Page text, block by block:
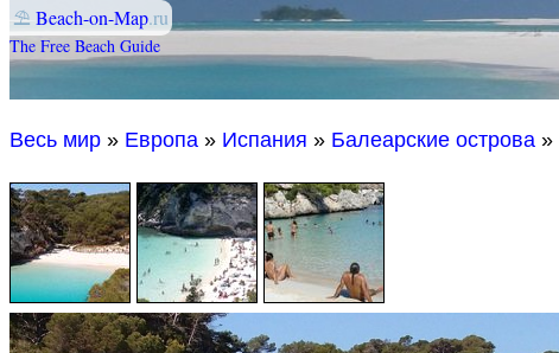
⛱ Beach-on-Map.ru
The Free Beach Guide
Весь мир » Европа » Испания » Балеарские острова »